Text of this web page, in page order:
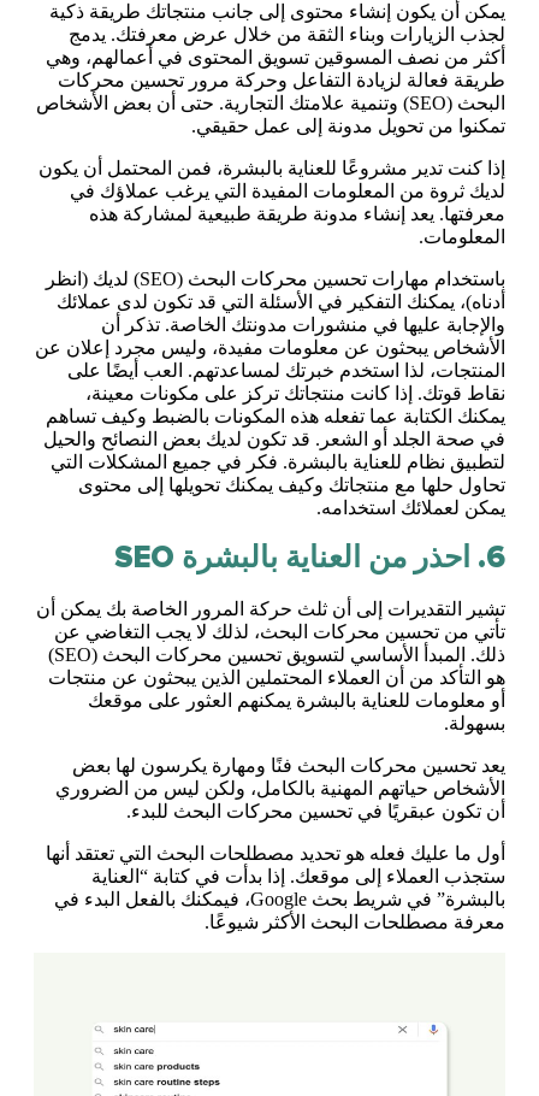
يمكن أن يكون إنشاء محتوى إلى جانب منتجاتك طريقة ذكية
لجذب الزيارات وبناء الثقة من خلال عرض معرفتك. يدمج
أكثر من نصف المسوقين تسويق المحتوى في أعمالهم، وهي
طريقة فعالة لزيادة التفاعل وحركة مرور تحسين محركات
البحث (SEO) وتنمية علامتك التجارية. حتى أن بعض الأشخاص
تمكنوا من تحويل مدونة إلى عمل حقيقي.
إذا كنت تدير مشروعًا للعناية بالبشرة، فمن المحتمل أن يكون
لديك ثروة من المعلومات المفيدة التي يرغب عملاؤك في
معرفتها. يعد إنشاء مدونة طريقة طبيعية لمشاركة هذه
المعلومات.
باستخدام مهارات تحسين محركات البحث (SEO) لديك (انظر
أدناه)، يمكنك التفكير في الأسئلة التي قد تكون لدى عملائك
والإجابة عليها في منشورات مدونتك الخاصة. تذكر أن
الأشخاص يبحثون عن معلومات مفيدة، وليس مجرد إعلان عن
المنتجات، لذا استخدم خبرتك لمساعدتهم. العب أيضًا على
نقاط قوتك. إذا كانت منتجاتك تركز على مكونات معينة،
يمكنك الكتابة عما تفعله هذه المكونات بالضبط وكيف تساهم
في صحة الجلد أو الشعر. قد تكون لديك بعض النصائح والحيل
لتطبيق نظام للعناية بالبشرة. فكر في جميع المشكلات التي
تحاول حلها مع منتجاتك وكيف يمكنك تحويلها إلى محتوى
يمكن لعملائك استخدامه.
6. احذر من العناية بالبشرة SEO
تشير التقديرات إلى أن ثلث حركة المرور الخاصة بك يمكن أن
تأتي من تحسين محركات البحث، لذلك لا يجب التغاضي عن
ذلك. المبدأ الأساسي لتسويق تحسين محركات البحث (SEO)
هو التأكد من أن العملاء المحتملين الذين يبحثون عن منتجات
أو معلومات للعناية بالبشرة يمكنهم العثور على موقعك
بسهولة.
يعد تحسين محركات البحث فنًا ومهارة يكرسون لها بعض
الأشخاص حياتهم المهنية بالكامل، ولكن ليس من الضروري
أن تكون عبقريًا في تحسين محركات البحث للبدء.
أول ما عليك فعله هو تحديد مصطلحات البحث التي تعتقد أنها
ستجذب العملاء إلى موقعك. إذا بدأت في كتابة “العناية
بالبشرة” في شريط بحث Google، فيمكنك بالفعل البدء في
معرفة مصطلحات البحث الأكثر شيوعًا.